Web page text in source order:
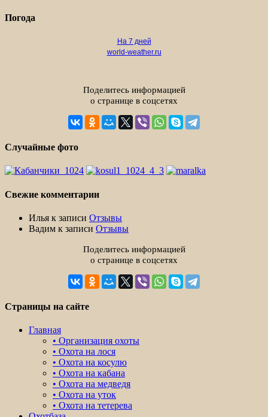
Погода
На 7 дней
world-weather.ru
Поделитесь информацией
о странице в соцсетях
Случайные фото
Свежие комментарии
Илья к записи Отзывы
Вадим к записи Отзывы
Поделитесь информацией
о странице в соцсетях
Страницы на сайте
Главная
• Организация охоты
• Охота на лося
• Охота на косулю
• Охота на кабана
• Охота на медведя
• Охота на уток
• Охота на тетерева